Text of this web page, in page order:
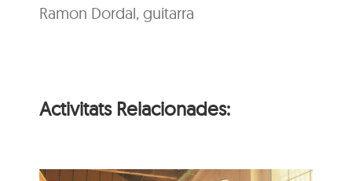
Ramon Dordal, guitarra
Activitats Relacionades: